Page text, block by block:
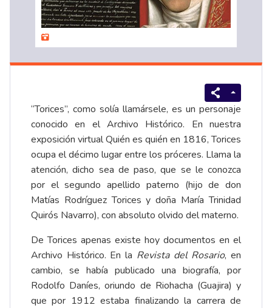
“Torices”, como solía llamársele, es un personaje
conocido en el Archivo Histórico. En nuestra
exposición virtualQuién es quién en 1816, Torices
ocupa el décimo lugar entre los próceres. Llama la
atención, dicho sea de paso, que se le conozca
por el segundo apellido paterno (hijo de don
Matías Rodríguez Torices y doña María Trinidad
Quirós Navarro), con absoluto olvido del materno.
De Torices apenas existe hoy documentos en el
Archivo Histórico. En la Revista del Rosario, en
cambio, se había publicado una biografía, por
Rodolfo Daníes, oriundo de Riohacha (Guajira) y
que por 1912 estaba finalizando la carrera de